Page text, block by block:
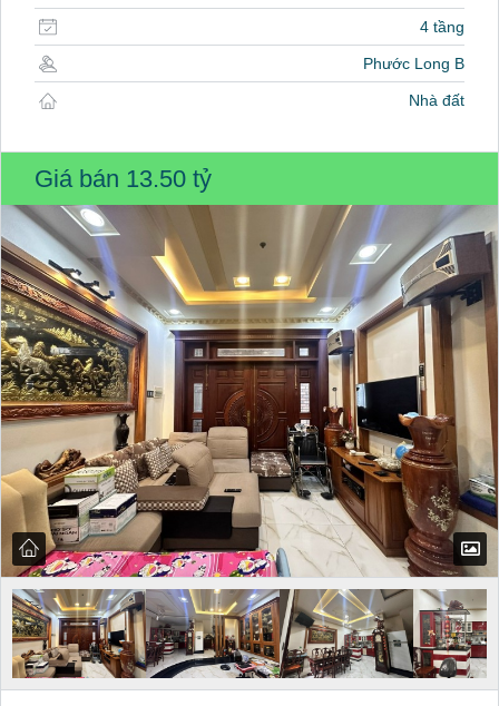
4 tầng
Phước Long B
Nhà đất
Giá bán 13.50 tỷ